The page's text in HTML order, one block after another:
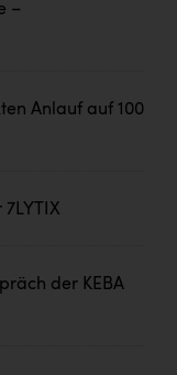
–
Anlauf auf 100
der KEBA